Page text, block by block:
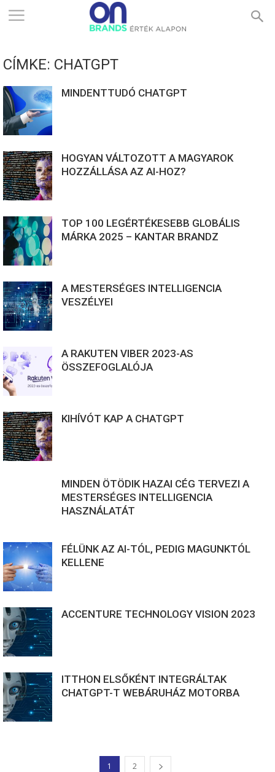
ONBRANDS
ÉRTÉK
ALAPON
CÍMKE: CHATGPT
MINDENTTUDÓ CHATGPT
HOGYAN VÁLTOZOTT A MAGYAROK
HOZZÁLLÁSA AZ AI-HOZ?
TOP 100 LEGÉRTÉKESEBB GLOBÁLIS
MÁRKA 2025 – KANTAR BRANDZ
A MESTERSÉGES INTELLIGENCIA
VESZÉLYEI
A RAKUTEN VIBER 2023-AS
ÖSSZEFOGLALÓJA
KIHÍVÓT KAP A CHATGPT
MINDEN ÖTÖDIK HAZAI CÉG TERVEZI A
MESTERSÉGES INTELLIGENCIA
HASZNÁLATÁT
FÉLÜNK AZ AI-TÓL, PEDIG MAGUNKTÓL
KELLENE
ACCENTURE TECHNOLOGY VISION 2023
ITTHON ELSŐKÉNT INTEGRÁLTAK
CHATGPT-T WEBÁRUHÁZ MOTORBA
1 2